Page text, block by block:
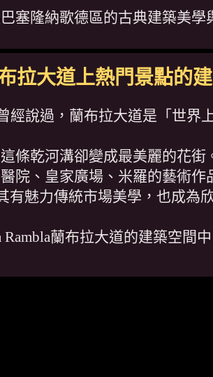
塞隆納歌德區的古典建築美學
拉大道上熱門景點的
經說過，蘭布拉大道是「世界
條乾河溝卻變成最美麗的花
院、皇家廣場、米羅的藝術
有魅力傳統市場美學，也成為
蘭布拉大道的建築空間